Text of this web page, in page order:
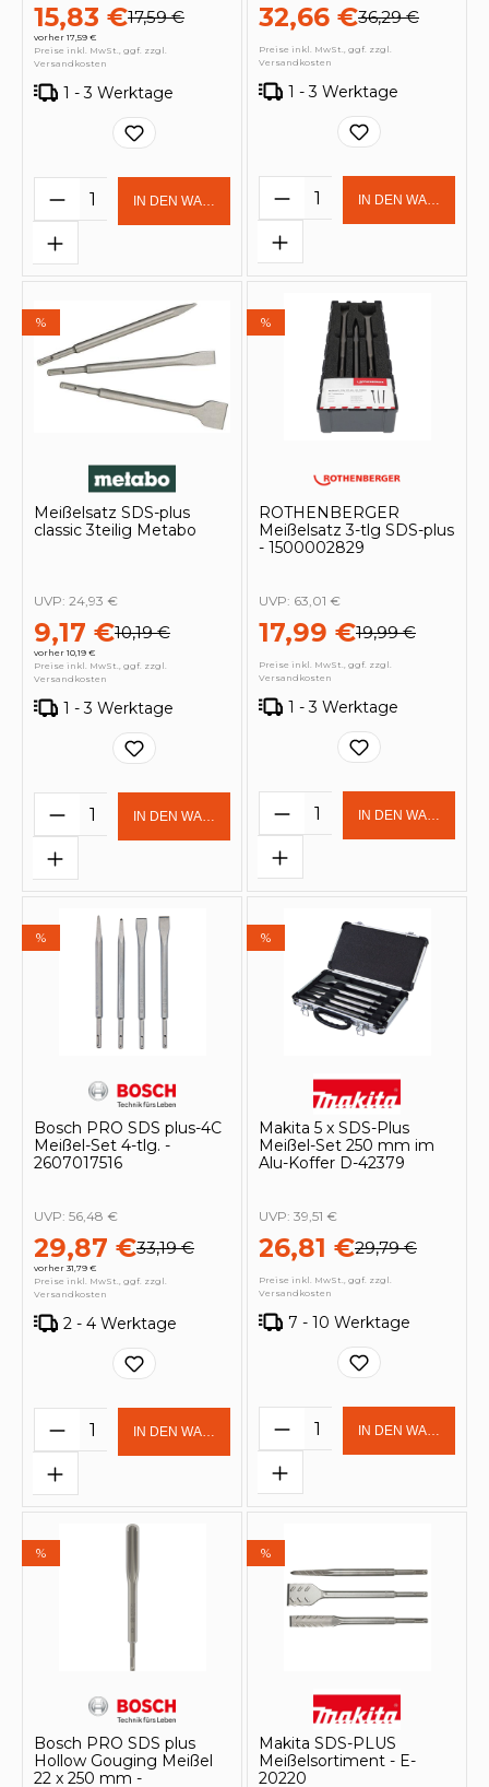
15,83 €17,59 €
vorher 17,59 €
Preise inkl. MwSt., ggf. zzgl.
Versandkosten
1 - 3 Werktage
Produkt Anzahl: Gib den
IN DEN WARENKORB
32,66 €36,29 €
Preise inkl. MwSt., ggf. zzgl.
Versandkosten
1 - 3 Werktage
Produkt Anzahl:
IN DEN
%
Meißelsatz SDS-plus
classic 3teilig Metabo
9,17 €10,19 €
vorher 10,19 €
UVP: 24,93 €
Preise inkl. MwSt., ggf. zzgl.
Versandkosten
1 - 3 Werktage
Produkt Anzahl: Gib den
IN DEN WARENKORB
%
ROTHENBERGER
Meißelsatz 3-tlg SDS-plus
- 1500002829
17,99 €19,99 €
UVP: 63,01 €
Preise inkl. MwSt., ggf. zzgl.
Versandkosten
1 - 3 Werktage
Produkt Anzahl:
IN DEN
%
Bosch PRO SDS plus-4C
Meißel-Set 4-tlg. -
2607017516
29,87 €33,19 €
vorher 31,79 €
UVP: 56,48 €
Preise inkl. MwSt., ggf. zzgl.
Versandkosten
2 - 4 Werktage
Produkt Anzahl: Gib den
IN DEN WARENKORB
%
Makita 5 x SDS-Plus
Meißel-Set 250 mm im
Alu-Koffer D-42379
26,81 €29,79 €
UVP: 39,51 €
Preise inkl. MwSt., ggf. zzgl.
Versandkosten
7 - 10 Werktage
Produkt Anzahl:
IN DEN
%
Bosch PRO SDS plus
Hollow Gouging Meißel
22 x 250 mm -
%
Makita SDS-PLUS
Meißelsortiment - E-
20220